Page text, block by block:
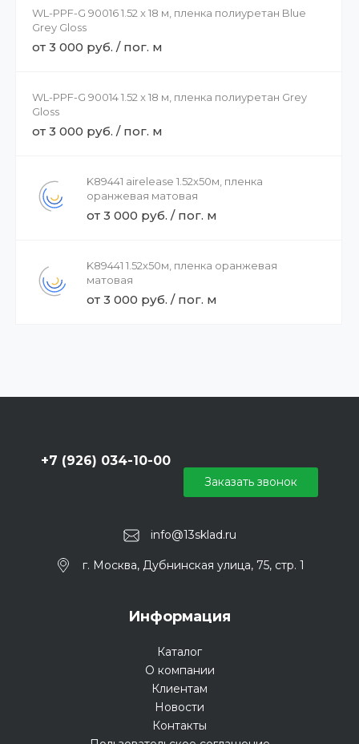
WL-PPF-G 90016 1.52 x 18 м, пленка полиуретан Blue
Grey Gloss
от 3 000 руб. / пог. м
WL-PPF-G 90014 1.52 x 18 м, пленка полиуретан Grey
Gloss
от 3 000 руб. / пог. м
K89441 airelease 1.52х50м, пленка
оранжевая матовая
от 3 000 руб. / пог. м
K89441 1.52х50м, пленка оранжевая
матовая
от 3 000 руб. / пог. м
info@13sklad.ru
+7 (926) 034-10-00
г. Москва, Дубнинская улица, 75, стр. 1
Заказать звонок
Информация
Каталог
О компании
Клиентам
Новости
Контакты